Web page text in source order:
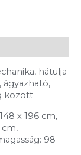
hátulja
ágyazható,
között
x 196 cm,
cm,
98